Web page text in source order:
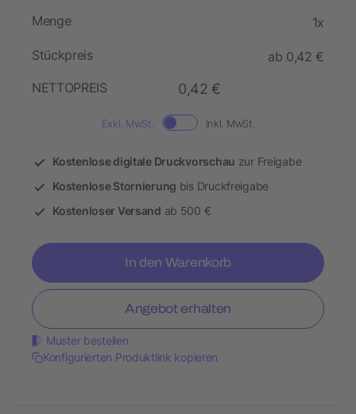
Menge 1x
Stückpreis
ab 0,42 €
NETTOPREIS
0,42 €
Exkl. MwSt. Inkl. MwSt.
Kostenlose digitale Druckvorschau zur Freigabe
Kostenlose Stornierung bis Druckfreigabe
Kostenloser Versand ab 500 €
In den Warenkorb
Angebot erhalten
Muster bestellen
Konfigurierten Produktlink kopieren